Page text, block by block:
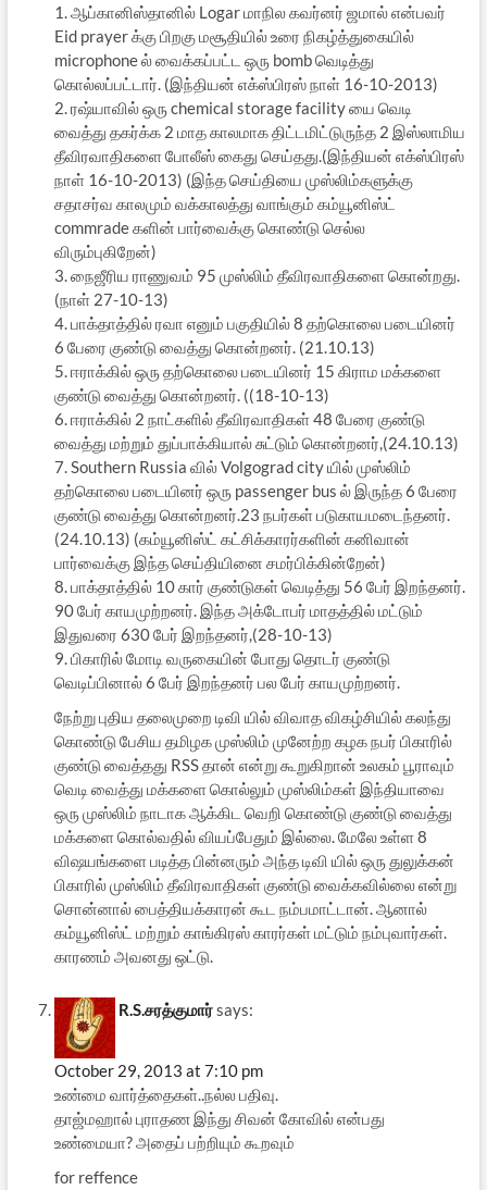
1. ஆப்கானிஸ்தானில் Logar மாநில கவர்னர் ஜமால் என்பவர்
Eid prayer க்கு பிறகு மசூதியில் உரை நிகழ்த்துகையில்
microphone ல் வைக்கப்பட்ட ஒரு bomb வெடித்து
கொல்லப்பட்டார். (இந்தியன் எக்ஸ்பிரஸ் நாள் 16-10-2013)
2. ரஷ்யாவில் ஒரு chemical storage facility யை வெடி
வைத்து தகர்க்க 2 மாத காலமாக திட்டமிட்டுருந்த 2 இஸ்லாமிய
தீவிரவாதிகளை போலீஸ் கைது செய்தது.(இந்தியன் எக்ஸ்பிரஸ்
நாள் 16-10-2013) (இந்த செய்தியை முஸ்லிம்களுக்கு
சதாசர்வ காலமும் வக்காலத்து வாங்கும் கம்யூனிஸ்ட்
commrade களின் பார்வைக்கு கொண்டு செல்ல
விரும்புகிறேன்)
3. நைஜீரிய ராணுவம் 95 முஸ்லிம் தீவிரவாதிகளை கொன்றது.
(நாள் 27-10-13)
4. பாக்தாத்தில் ரவா எனும் பகுதியில் 8 தற்கொலை படையினர்
6 பேரை குண்டு வைத்து கொன்றனர். (21.10.13)
5. ஈராக்கில் ஒரு தற்கொலை படையினர் 15 கிராம மக்களை
குண்டு வைத்து கொன்றனர். ((18-10-13)
6. ஈராக்கில் 2 நாட்களில் தீவிரவாதிகள் 48 பேரை குண்டு
வைத்து மற்றும் துப்பாக்கியால் சுட்டும் கொன்றனர்,(24.10.13)
7. Southern Russia வில் Volgograd city யில் முஸ்லிம்
தற்கொலை படையினர் ஒரு passenger bus ல் இருந்த 6 பேரை
குண்டு வைத்து கொன்றனர்.23 நபர்கள் படுகாயமடைந்தனர்.
(24.10.13) (கம்யூனிஸ்ட் கட்சிக்காரர்களின் கனிவான்
பார்வைக்கு இந்த செய்தியினை சமர்பிக்கின்றேன்)
8. பாக்தாத்தில் 10 கார் குண்டுகள் வெடித்து 56 பேர் இறந்தனர்.
90 பேர் காயமுற்றனர். இந்த அக்டோபர் மாதத்தில் மட்டும்
இதுவரை 630 பேர் இறந்தனர்,(28-10-13)
9. பிகாரில் மோடி வருகையின் போது தொடர் குண்டு
வெடிப்பினால் 6 பேர் இறந்தனர் பல பேர் காயமுற்றனர்.
நேற்று புதிய தலைமுறை டிவி யில் விவாத விகழ்சியில் கலந்து
கொண்டு பேசிய தமிழக முஸ்லிம் முனேற்ற கழக நபர் பிகாரில்
குண்டு வைத்தது RSS தான் என்று கூறுகிறான் உலகம் பூராவும்
வெடி வைத்து மக்களை கொல்லும் முஸ்லிம்கள் இந்தியாவை
ஒரு முஸ்லிம் நாடாக ஆக்கிட வெறி கொண்டு குண்டு வைத்து
மக்களை கொல்வதில் வியப்பேதும் இல்லை. மேலே உள்ள 8
விஷயங்களை படித்த பின்னரும் அந்த டிவி யில் ஒரு துலுக்கன்
பிகாரில் முஸ்லிம் தீவிரவாதிகள் குண்டு வைக்கவில்லை என்று
சொன்னால் பைத்தியக்காரன் கூட நம்பமாட்டான். ஆனால்
கம்யூனிஸ்ட் மற்றும் காங்கிரஸ் காரர்கள் மட்டும் நம்புவார்கள்.
காரணம் அவனது ஒட்டு.
R.S.சரத்குமார்says:
October 29, 2013 at 7:10 pm
உண்மை வார்த்தைகள்..நல்ல பதிவு.
தாஜ்மஹால் புராதண இந்து சிவன் கோவில் என்பது
உண்மையா? அதைப் பற்றியும் கூறவும்
for reffence